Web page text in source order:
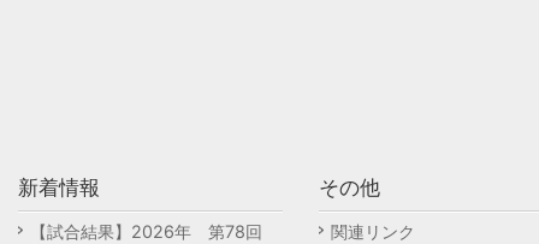
新着情報
【試合結果】2026年 第78回
その他
関連リンク